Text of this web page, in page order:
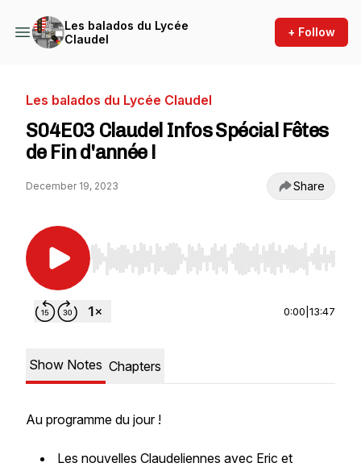
Les balados du Lycée
Claudel
+ Follow
Les balados du Lycée Claudel
S04E03 Claudel Infos Spécial Fêtes
de Fin d'année !
December 19, 2023 Share
Use Left/Right to seek, Home/End to jump to
0:00 13:47
Show Notes Chapters
Au programme du jour !
Les nouvelles Claudeliennes avec Eric et